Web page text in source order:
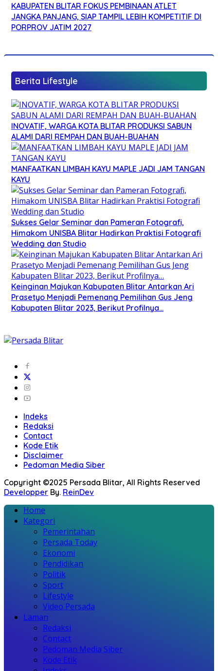
KABUPATEN BLITAR FOKUS PEMBINAAN ATLET
JANGKA PANJANG, SIAP TAMPIL LEBIH KOMPETITIF DI
PORPROV JATIM 2027
Berita Lifestyle
INOVATIF, WARGA KOTA BLITAR PRODUKSI SABUN
ALAMI DARI REMPAH DAN BUAH-BUAHAN
MANFAATKAN LIMBAH KAYU MAPLE JADI JAM TANGAN
KAYU
Sukses Gelar Seminar dan Pameran Fotografi,
Himakom UNISBA Blitar Hadirkan Praktisi Fotografi
Wedding dan Studio
Keinginan Majukan Kabupaten Blitar Antarkan Ari
Prasetyo Menjadi Pemenang Pemilihan Gus Jeng
Kabupaten Blitar 2023, Berikut Profilnya…
Indeks
Redaksi
Contact
Kode Etik
Disclaimer
Pedoman Media Siber
Copyright ©2025 Persada Blitar, All Rights Reserved
Developper By. ReinDev
Home
Kategori
Pemerintahan
Persada Today
Ekonomi
Pendidikan
Politik
Sport
Lifestyle
Video Persada
Laman
Redaksi
Contact
Pedoman Media Siber
Kode Etik